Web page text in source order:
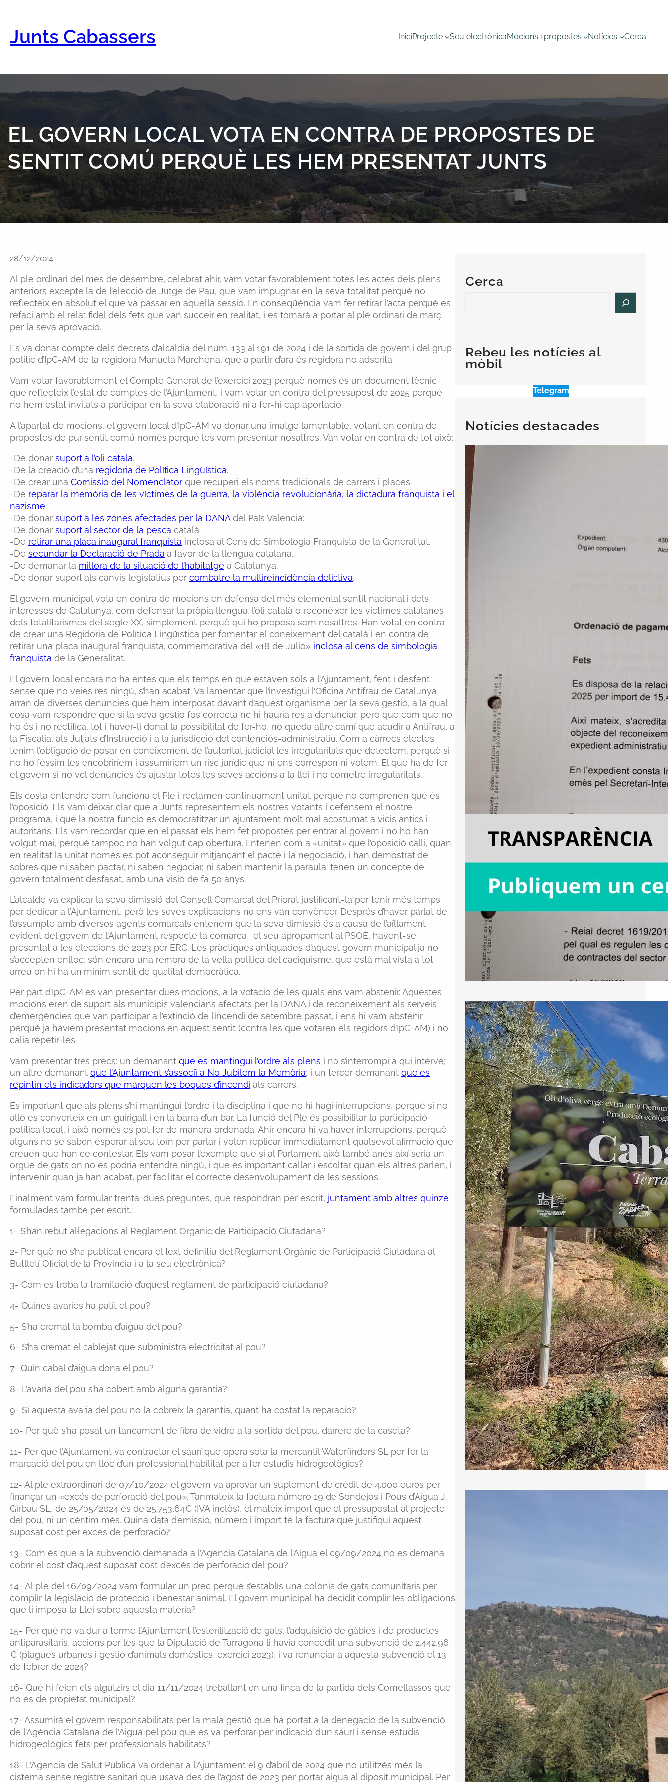
contingut
Junts Cabassers IniciProjecte Seu electrònicaMocions i propostes Notícies Cerca
EL GOVERN LOCAL VOTA EN CONTRA DE PROPOSTES DE
SENTIT COMÚ PERQUÈ LES HEM PRESENTAT JUNTS
28/12/2024
Al ple ordinari del mes de desembre, celebrat ahir, vam votar favorablement totes les actes dels plens
anteriors excepte la de l’elecció de Jutge de Pau, que vam impugnar en la seva totalitat perquè no
reflecteix en absolut el que va passar en aquella sessió. En conseqüència vam fer retirar l’acta perquè es
refaci amb el relat fidel dels fets que van succeir en realitat, i es tornarà a portar al ple ordinari de març
per la seva aprovació.
Es va donar compte dels decrets d’alcaldia del núm. 133 al 191 de 2024 i de la sortida de govern i del grup
polític d’IpC-AM de la regidora Manuela Marchena, que a partir d’ara és regidora no adscrita.
Vam votar favorablement el Compte General de l’exercici 2023 perquè només és un document tècnic
que reflecteix l’estat de comptes de l’Ajuntament, i vam votar en contra del pressupost de 2025 perquè
no hem estat invitats a participar en la seva elaboració ni a fer-hi cap aportació.
A l’apartat de mocions, el govern local d’IpC-AM va donar una imatge lamentable, votant en contra de
propostes de pur sentit comú només perquè les vam presentar nosaltres. Van votar en contra de tot això:
-De donar suport a l’oli català.
-De la creació d’una regidoria de Política Lingüística.
-De crear una Comissió del Nomenclàtor que recuperi els noms tradicionals de carrers i places.
-De reparar la memòria de les víctimes de la guerra, la violència revolucionària, la dictadura franquista i el
nazisme.
-De donar suport a les zones afectades per la DANAdel País Valencià:
-De donar suport al sector de la pesca català.
-De retirar una placa inaugural franquista inclosa al Cens de Simbologia Franquista de la Generalitat.
-De secundar la Declaració de Prada a favor de la llengua catalana.
-De demanar la millora de la situació de l’habitatge a Catalunya.
-De donar suport als canvis legislatius per combatre la multireincidència delictiva.
El govern municipal vota en contra de mocions en defensa del més elemental sentit nacional i dels
interessos de Catalunya, com defensar la pròpia llengua, l’oli català o reconèixer les víctimes catalanes
dels totalitarismes del segle XX, simplement perquè qui ho proposa som nosaltres. Han votat en contra
de crear una Regidoria de Política Lingüística per fomentar el coneixement del català i en contra de
retirar una placa inaugural franquista, commemorativa del «18 de Julio» inclosa al cens de simbologia
franquista de la Generalitat.
El govern local encara no ha entès que els temps en què estaven sols a l’Ajuntament, fent i desfent
sense que no veiés res ningú, s’han acabat. Va lamentar que l’investigui l’Oficina Antifrau de Catalunya
arran de diverses denúncies que hem interposat davant d’aquest organisme per la seva gestió, a la qual
cosa vam respondre que si la seva gestió fos correcta no hi hauria res a denunciar, però que com que no
ho és i no rectifica, tot i haver-li donat la possibilitat de fer-ho, no queda altre camí que acudir a Antifrau, a
la Fiscalia, als Jutjats d’Instrucció i a la jurisdicció del contenciós-administratiu. Com a càrrecs electes
tenim l’obligació de posar en coneixement de l’autoritat judicial les irregularitats que detectem, perquè si
no ho féssim les encobriríem i assumiríem un risc jurídic que ni ens correspon ni volem. El que ha de fer
el govern si no vol denúncies és ajustar totes les seves accions a la llei i no cometre irregularitats.
Els costa entendre com funciona el Ple i reclamen contínuament unitat perquè no comprenen què és
l’oposició. Els vam deixar clar que a Junts representem els nostres votants i defensem el nostre
programa, i que la nostra funció és democratitzar un ajuntament molt mal acostumat a vicis antics i
autoritaris. Els vam recordar que en el passat els hem fet propostes per entrar al govern i no ho han
volgut mai, perquè tampoc no han volgut cap obertura. Entenen com a «unitat» que l’oposició calli, quan
en realitat la unitat només es pot aconseguir mitjançant el pacte i la negociació, i han demostrat de
sobres que ni saben pactar, ni saben negociar, ni saben mantenir la paraula: tenen un concepte de
govern totalment desfasat, amb una visió de fa 50 anys.
L’alcalde va explicar la seva dimissió del Consell Comarcal del Priorat justificant-la per tenir més temps
per dedicar a l’Ajuntament, però les seves explicacions no ens van convèncer. Després d’haver parlat de
l’assumpte amb diversos agents comarcals entenem que la seva dimissió és a causa de l’aïllament
evident del govern de l’Ajuntament respecte la comarca i el seu apropament al PSOE, havent-se
presentat a les eleccions de 2023 per ERC. Les pràctiques antiquades d’aquest govern municipal ja no
s’accepten enlloc; són encara una rèmora de la vella política del caciquisme, que està mal vista a tot
arreu on hi ha un mínim sentit de qualitat democràtica.
Per part d’IpC-AM es van presentar dues mocions, a la votació de les quals ens vam abstenir. Aquestes
mocions eren de suport als municipis valencians afectats per la DANA i de reconeixement als serveis
d’emergències que van participar a l’extinció de l’incendi de setembre passat, i ens hi vam abstenir
perquè ja havíem presentat mocions en aquest sentit (contra les que votaren els regidors d’IpC-AM) i no
calia repetir-les.
Vam presentar tres precs: un demanant que es mantingui l’ordre als plens i no s’interrompi a qui intervé;
un altre demanant que l’Ajuntament s’associï a No Jubilem la Memòria; i un tercer demanant que es
repintin els indicadors que marquen les boques d’incendi als carrers.
És important que als plens s’hi mantingui l’ordre i la disciplina i que no hi hagi interrupcions, perquè si no
allò es converteix en un guirigall i en la barra d’un bar. La funció del Ple és possibilitar la participació
política local, i això només es pot fer de manera ordenada. Ahir encara hi va haver interrupcions, perquè
alguns no se saben esperar al seu torn per parlar i volen replicar immediatament qualsevol afirmació que
creuen que han de contestar. Els vam posar l’exemple que si al Parlament això també anés així seria un
orgue de gats on no es podria entendre ningú, i que és important callar i escoltar quan els altres parlen, i
intervenir quan ja han acabat, per facilitar el correcte desenvolupament de les sessions.
Finalment vam formular trenta-dues preguntes, que respondran per escrit, juntament amb altres quinze
formulades també per escrit.:
1- S’han rebut al·legacions al Reglament Orgànic de Participació Ciutadana?
2- Per què no s’ha publicat encara el text definitiu del Reglament Orgànic de Participació Ciutadana al
Butlletí Oficial de la Província i a la seu electrònica?
3- Com es troba la tramitació d’aquest reglament de participació ciutadana?
4- Quines avaries ha patit el pou?
5- S’ha cremat la bomba d’aigua del pou?
6- S’ha cremat el cablejat que subministra electricitat al pou?
7- Quin cabal d’aigua dona el pou?
8- L’avaria del pou s’ha cobert amb alguna garantia?
9- Si aquesta avaria del pou no la cobreix la garantia, quant ha costat la reparació?
10- Per què s’ha posat un tancament de fibra de vidre a la sortida del pou, darrere de la caseta?
11- Per què l’Ajuntament va contractar el saurí que opera sota la mercantil Waterfinders SL per fer la
marcació del pou en lloc d’un professional habilitat per a fer estudis hidrogeològics?
12- Al ple extraordinari de 07/10/2024 el govern va aprovar un suplement de crèdit de 4.000 euros per
finançar un «excés de perforació del pou». Tanmateix la factura número 19 de Sondejos i Pous d’Aigua J.
Girbau SL, de 25/05/2024 és de 25.753,64€ (IVA inclòs), el mateix import que el pressupostat al projecte
del pou, ni un cèntim més. Quina data d’emissió, número i import té la factura que justifiqui aquest
suposat cost per excés de perforació?
13- Com és que a la subvenció demanada a l’Agència Catalana de l’Aigua el 09/09/2024 no es demana
cobrir el cost d’aquest suposat cost d’excés de perforació del pou?
14- Al ple del 16/09/2024 vam formular un prec perquè s’establís una colònia de gats comunitaris per
complir la legislació de protecció i benestar animal. El govern municipal ha decidit complir les obligacions
que li imposa la Llei sobre aquesta matèria?
15- Per què no va dur a terme l’Ajuntament l’esterilització de gats, l’adquisició de gàbies i de productes
antiparasitaris, accions per les que la Diputació de Tarragona li havia concedit una subvenció de 2.442,96
€ (plagues urbanes i gestió d’animals domèstics, exercici 2023), i va renunciar a aquesta subvenció el 13
de febrer de 2024?
16- Què hi feien els algutzirs el dia 11/11/2024 treballant en una finca de la partida dels Comellassos que
no és de propietat municipal?
17- Assumirà el govern responsabilitats per la mala gestió que ha portat a la denegació de la subvenció
de l’Agència Catalana de l’Aigua pel pou que es va perforar per indicació d’un saurí i sense estudis
hidrogeològics fets per professionals habilitats?
18- L’Agència de Salut Pública va ordenar a l’Ajuntament el 9 d’abril de 2024 que no utilitzés més la
cisterna sense registre sanitari que usava des de l’agost de 2023 per portar aigua al dipòsit municipal. Per
Cerca
c
hRebeu les notícies al
mòbil
Telegram
Notícies destacades
aprovats des de l’abril de 2023, per
facilitar-ne la consulta. Si us interessa
Nota de premsa: perseverem en la
defensa de la Llei de Política
Lingüística
El Tribunal d’Instància de Tarragona
ha notificat avui la sentència respecte
al recurs interposat per Junts contra
la negativa de l’Ajuntament de
Cabassers a oficialitzar el topònim
català del municipi després d’haver
anunciat el 2024 que ho faria per
complir la Llei e Política Lingüística. En
la resolució, el tribunal ha decidit
inadmetre la demanda…
l’Ajuntament de Cabassers per greus
irregularitats en la gestió del
subministrament d’aigua. Per una
banda, s’han perdut prop de 30.000
euros pel transport d’aigua en
cisternes que no tenien el registre
sanitari obligatori, una pràctica que el
govern municipal va mantenir…